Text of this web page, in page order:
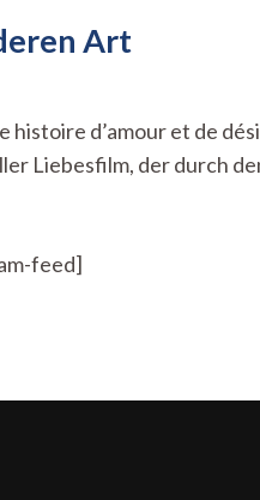
Art
histoire d’amour et de
Liebesfilm, der durch
feed]